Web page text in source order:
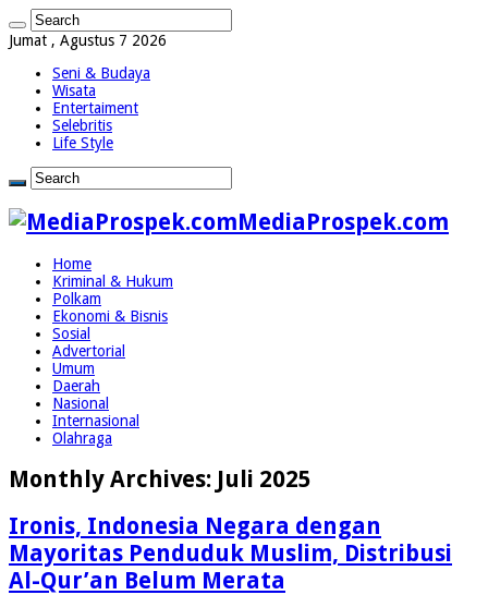
Jumat , Agustus 7 2026
Seni & Budaya
Wisata
Entertaiment
Selebritis
Life Style
MediaProspek.com
Home
Kriminal & Hukum
Polkam
Ekonomi & Bisnis
Sosial
Advertorial
Umum
Daerah
Nasional
Internasional
Olahraga
Monthly Archives: Juli 2025
Ironis, Indonesia Negara dengan
Mayoritas Penduduk Muslim, Distribusi
Al-Qur’an Belum Merata